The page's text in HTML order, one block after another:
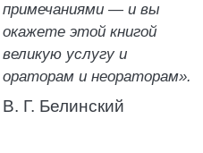
примечаниями — и вы
окажете этой книгой
великую услугу и
ораторам и неораторам».
В. Г. Белинский